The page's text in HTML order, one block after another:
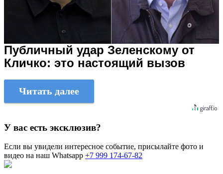
Публичный удар Зеленскому от
Кличко: это настоящий вызов
Читать далее
У вас есть эксклюзив?
Если вы увидели интересное событие, присылайте фото и
видео на наш Whatsapp +7 999 174-67-82